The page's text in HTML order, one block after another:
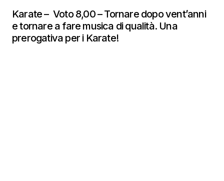
Karate – Voto 8,00 – Tornare dopo vent’anni
e tornare a fare musica di qualità. Una
prerogativa per i Karate!